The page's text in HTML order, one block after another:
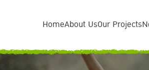
HomeAbout UsOur Projects
SITE SEARCH